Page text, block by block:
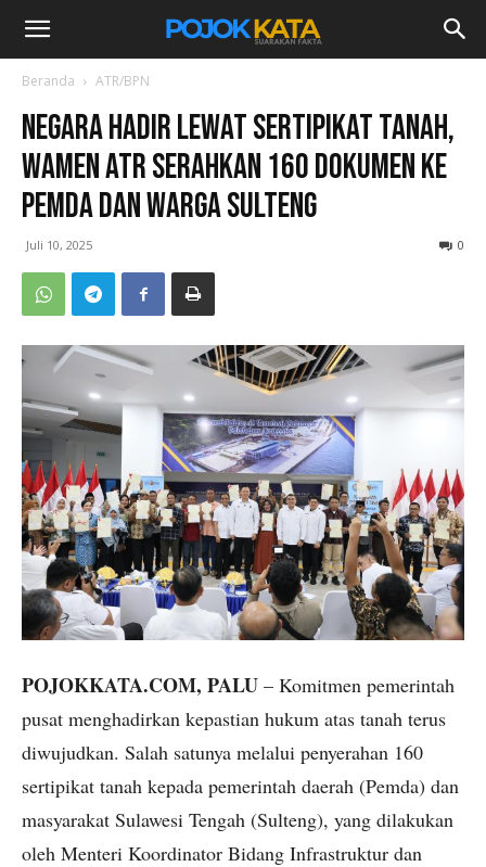
Beranda ATR/BPN
Negara Hadir Lewat Sertipikat Tanah,
Wamen ATR Serahkan 160 Dokumen ke
Pemda dan Warga Sulteng
Juli 10, 2025 0
POJOKKATA.COM, PALU – Komitmen pemerintah
pusat menghadirkan kepastian hukum atas tanah terus
diwujudkan. Salah satunya melalui penyerahan 160
sertipikat tanah kepada pemerintah daerah (Pemda) dan
masyarakat Sulawesi Tengah (Sulteng), yang dilakukan
oleh Menteri Koordinator Bidang Infrastruktur dan